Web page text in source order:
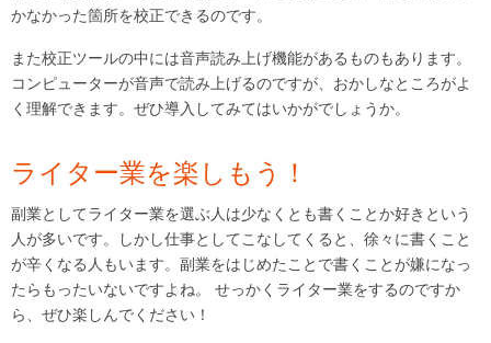
かなかった箇所を校正できるのです。
また校正ツールの中には音声読み上げ機能があるものもあります。
コンピューターが音声で読み上げるのですが、おかしなところがよ
く理解できます。ぜひ導入してみてはいかがでしょうか。
ライター業を楽しもう！
副業としてライター業を選ぶ人は少なくとも書くことか好きという
人が多いです。しかし仕事としてこなしてくると、徐々に書くこと
が辛くなる人もいます。副業をはじめたことで書くことが嫌になっ
たらもったいないですよね。 せっかくライター業をするのですか
ら、ぜひ楽しんでください！